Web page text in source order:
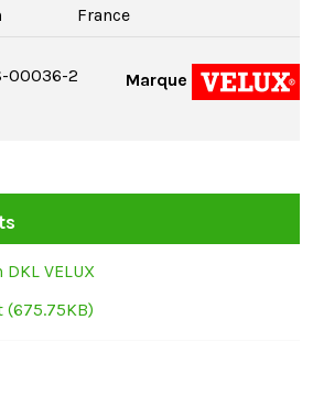
France
Marque
00036-2
VELUX
(675.75KB)